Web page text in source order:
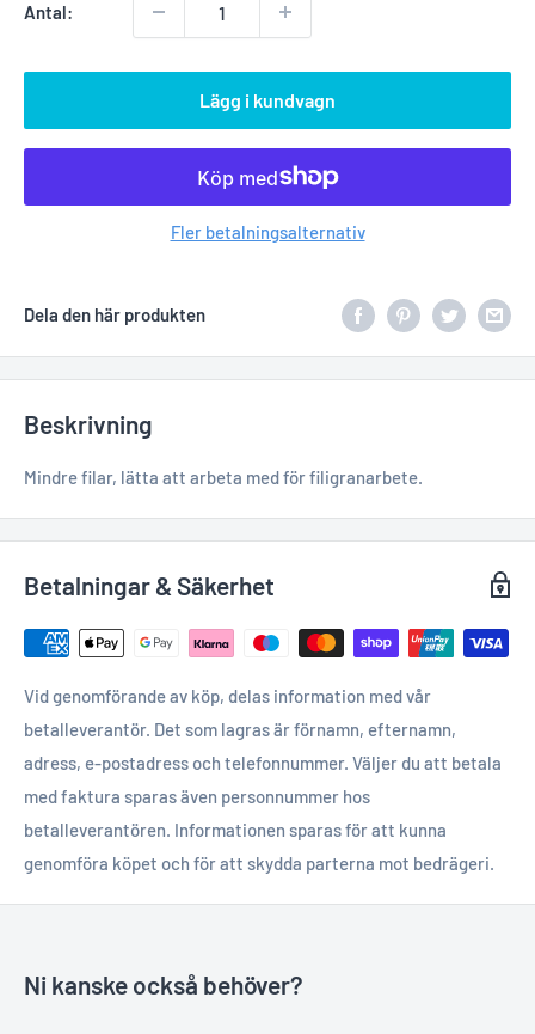
Antal:
Lägg i kundvagn
Fler betalningsalternativ
Dela den här produkten
Beskrivning
Mindre filar, lätta att arbeta med för filigranarbete.
Betalningar & Säkerhet
Vid genomförande av köp, delas information med vår
betalleverantör. Det som lagras är förnamn, efternamn,
adress, e-postadress och telefonnummer. Väljer du att betala
med faktura sparas även personnummer hos
betalleverantören. Informationen sparas för att kunna
genomföra köpet och för att skydda parterna mot bedrägeri.
Ni kanske också behöver?